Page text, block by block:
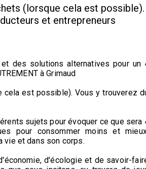
(lorsque cela est possible).
et entrepreneurs
des solutions alternatives pour un
à Grimaud
cela est possible). Vous y trouverez
sujets pour évoquer ce que sera
pour consommer moins et
vie et dans son corps.
d'écologie et de savoir-